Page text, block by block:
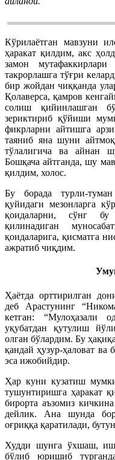
Кўрилаётган мавзуни
ҳаракат қилдим, акс
замон
такрорлашга тўғри
бир жойдан чиққанда
Қолаверса, қамров
солиш қийинлашган
зериктириб қўйиши
фикрларни айтишга
таяниб яна шуни
тўлалигича ва айнан
Бошқача айтганда, шу
қилдим, холос.
Бу борада турли-
қуйидаги мезонларга
қоидаларни, сўнг бу
қилинадиган
қоидаларига, қисматга
ажратиб чиқдим.
Ҳаётда орттирилган
деб Арастунинг
кетган: “Мулоҳазали
уқубатдан қутулиш
олган бўлардим. Бу
қандай ҳузур-ҳаловат ва
эса ижобийдир.
Ҳар куни кузатиш
тушунтиришга ҳаракат
бирорта аъзомиз
дейлик. Ана шунда бор
оғриққа қаратилади,
Худди шунга ўхшаш,
бўлиб юришиб